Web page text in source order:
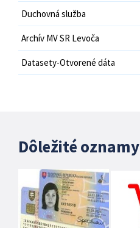
Duchovná služba
Archív MV SR Levoča
Datasety-Otvorené dáta
Dôležité oznamy